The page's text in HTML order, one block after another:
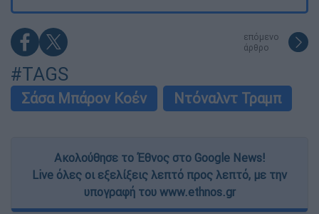
επόμενο
άρθρο
#TAGS
Σάσα Μπάρον Κοέν Ντόναλντ Τραμπ
Ακολούθησε το Έθνος στο Google News!
Live όλες οι εξελίξεις λεπτό προς λεπτό, με την
υπογραφή του www.ethnos.gr